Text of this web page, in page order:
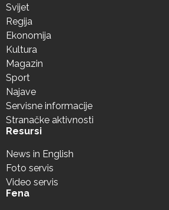
Svijet
Regija
Ekonomija
Kultura
Magazin
Sport
Najave
Servisne informacije
Stranačke aktivnosti
Resursi
News in English
Foto servis
Video servis
Fena